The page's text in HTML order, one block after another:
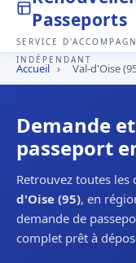
Passeports
SERVICE
INDÉPENDANT
Accueil › Val-d'Oise
Demande
passeport
Retrouvez toutes
d'Oise (95), en
demande de
complet prêt à